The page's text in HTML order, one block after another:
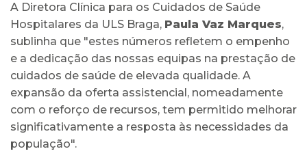
A Diretora Clínica para os Cuidados de Saúde
Hospitalares da ULS Braga, Paula Vaz Marques,
sublinha que "estes números refletem o empenho
e a dedicação das nossas equipas na prestação de
cuidados de saúde de elevada qualidade. A
expansão da oferta assistencial, nomeadamente
com o reforço de recursos, tem permitido melhorar
significativamente a resposta às necessidades da
população".